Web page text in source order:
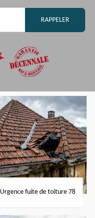
Urgence fuite de toiture 78